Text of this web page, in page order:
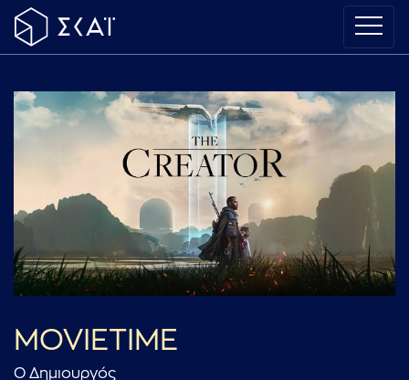
MOVIETIME
Ο Δημιουργός